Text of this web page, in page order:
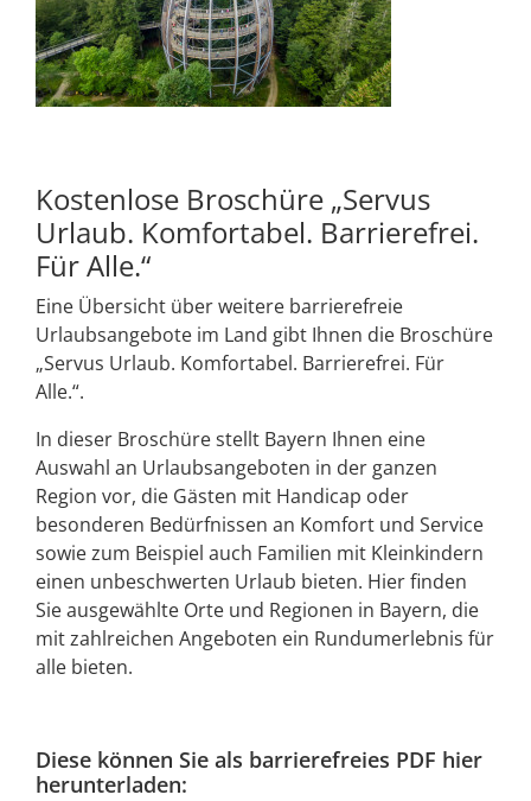
Kostenlose Broschüre „Servus
Urlaub. Komfortabel. Barrierefrei.
Für Alle.“
Eine Übersicht über weitere barrierefreie
Urlaubsangebote im Land gibt Ihnen die Broschüre
„Servus Urlaub. Komfortabel. Barrierefrei. Für
Alle.“.
In dieser Broschüre stellt Bayern Ihnen eine
Auswahl an Urlaubsangeboten in der ganzen
Region vor, die Gästen mit Handicap oder
besonderen Bedürfnissen an Komfort und Service
sowie zum Beispiel auch Familien mit Kleinkindern
einen unbeschwerten Urlaub bieten. Hier finden
Sie ausgewählte Orte und Regionen in Bayern, die
mit zahlreichen Angeboten ein Rundumerlebnis für
alle bieten.
Diese können Sie als barrierefreies PDF hier
herunterladen: